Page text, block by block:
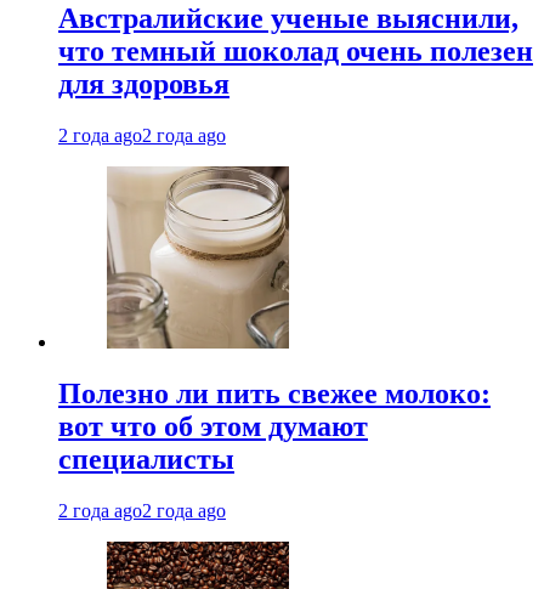
Австралийские ученые выяснили,
что темный шоколад очень полезен
для здоровья
2 года ago2 года ago
Полезно ли пить свежее молоко:
вот что об этом думают
специалисты
2 года ago2 года ago